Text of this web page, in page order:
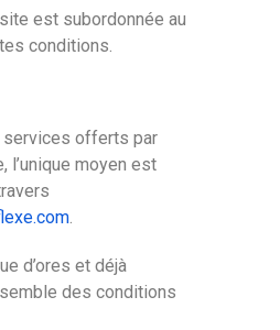
est subordonnée au
conditions.
offerts par
l’unique moyen est
.
d’ores et déjà
des conditions